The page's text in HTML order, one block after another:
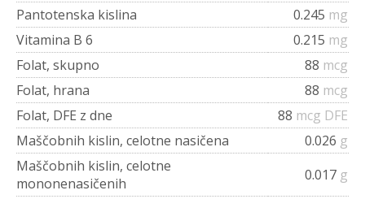
Pantotenska kislina
0.245 mg
Vitamina B 6
0.215 mg
Folat, skupno
88 mcg
Folat, hrana
88 mcg
Folat, DFE z dne
88 mcg DFE
Maščobnih kislin, celotne nasičena
0.026 g
Maščobnih kislin, celotne
mononenasičenih
0.017 g